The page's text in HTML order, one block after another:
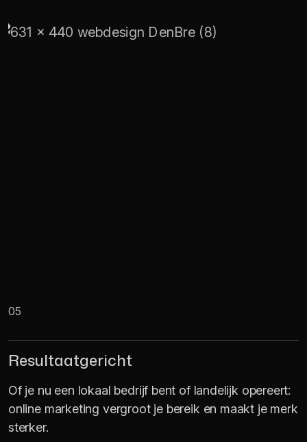
05
Resultaatgericht
Of je nu een lokaal bedrijf bent of landelijk opereert:
online marketing vergroot je bereik en maakt je merk
sterker.